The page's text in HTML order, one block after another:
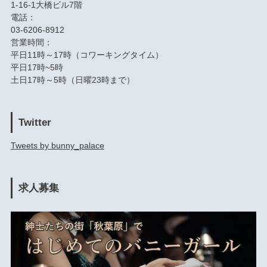
1-16-1大橋ビル7階
電話：
03-6206-8912
営業時間：
平日11時～17時（コワーキングタイム）
平日17時~5時
土日17時～5時（日曜23時まで）
Twitter
Tweets by bunny_palace
求人募集